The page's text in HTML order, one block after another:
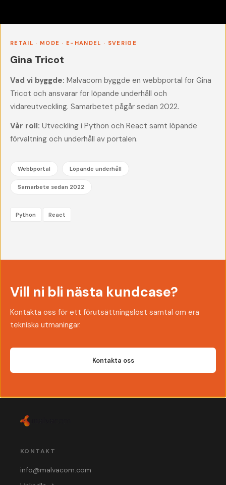
RETAIL · MODE · E-HANDEL · SVERIGE
Gina Tricot
Vad vi byggde: Malvacom byggde en webbportal för Gina
Tricot och ansvarar för löpande underhåll och
vidareutveckling. Samarbetet pågår sedan 2022.
Vår roll: Utveckling i Python och React samt löpande
förvaltning och underhåll av portalen.
Webbportal Löpande underhåll
Samarbete sedan 2022
Python React
Vill ni bli nästa kundcase?
Kontakta oss för ett förutsättningslöst samtal om era
tekniska utmaningar.
Kontakta oss
KONTAKT
info@malvacom.com